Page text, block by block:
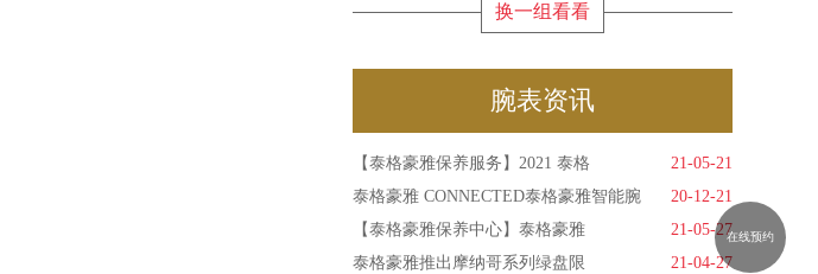
换一组看看
腕表资讯
【泰格豪雅保养服务】2021 泰格
21-05-21
泰格豪雅 CONNECTED泰格豪雅智能腕
20-12-21
【泰格豪雅保养中心】泰格豪雅
21-05-27
泰格豪雅推出摩纳哥系列绿盘限
21-04-27
在线预约